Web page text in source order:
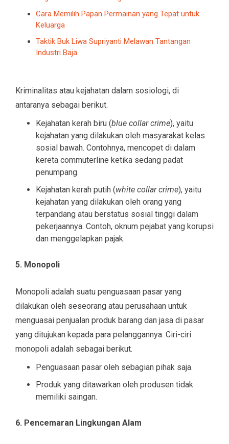
Cara Memilih Papan Permainan yang Tepat untuk
Keluarga
Taktik Buk Liwa Supriyanti Melawan Tantangan
Industri Baja
Kriminalitas atau kejahatan dalam sosiologi, di
antaranya sebagai berikut.
Kejahatan kerah biru (blue collar crime), yaitu
kejahatan yang dilakukan oleh masyarakat kelas
sosial bawah. Contohnya, mencopet di dalam
kereta commuterline ketika sedang padat
penumpang.
Kejahatan kerah putih (white collar crime), yaitu
kejahatan yang dilakukan oleh orang yang
terpandang atau berstatus sosial tinggi dalam
pekerjaannya. Contoh, oknum pejabat yang korupsi
dan menggelapkan pajak.
5. Monopoli
Monopoli adalah suatu penguasaan pasar yang
dilakukan oleh seseorang atau perusahaan untuk
menguasai penjualan produk barang dan jasa di pasar
yang ditujukan kepada para pelanggannya. Ciri-ciri
monopoli adalah sebagai berikut.
Penguasaan pasar oleh sebagian pihak saja.
Produk yang ditawarkan oleh produsen tidak
memiliki saingan.
6. Pencemaran Lingkungan Alam